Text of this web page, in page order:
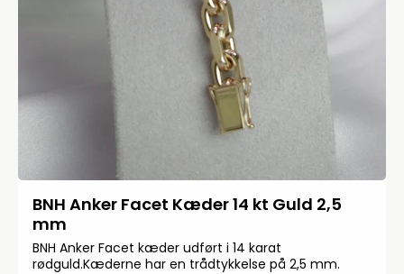
BNH Anker Facet Kæder 14 kt Guld 2,5
mm
BNH Anker Facet kæder udført i 14 karat
rødguld.Kæderne har en trådtykkelse på 2,5 mm.